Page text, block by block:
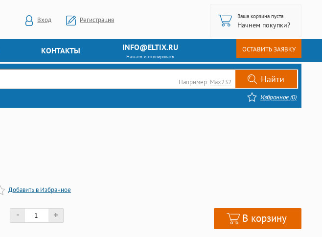
Вход Регистрация
Ваша корзина пуста
Начнем покупки?
КОНТАКТЫ INFO@ELTIX.RU
Нажать и скопировать
ОСТАВИТЬ ЗАЯВКУ
Например: Max232
Избранное (0)
Добавить в Избранное
- + В корзину